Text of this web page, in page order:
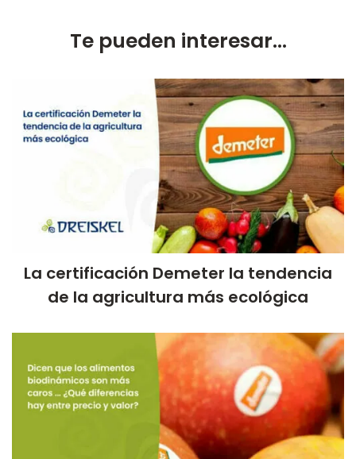
Te pueden interesar...
La certificación Demeter la tendencia
de la agricultura más ecológica